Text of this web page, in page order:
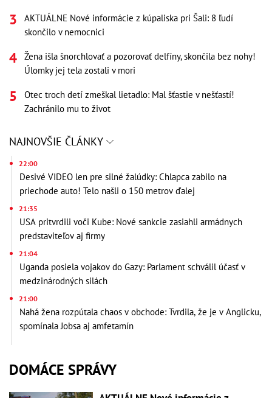
AKTUÁLNE Nové informácie z kúpaliska pri Šali: 8 ľudí
skončilo v nemocnici
Žena išla šnorchlovať a pozorovať delfíny, skončila bez nohy!
Úlomky jej tela zostali v mori
Otec troch detí zmeškal lietadlo: Mal šťastie v nešťastí!
Zachránilo mu to život
NAJNOVŠIE ČLÁNKY
22:00
Desivé VIDEO len pre silné žalúdky: Chlapca zabilo na
priechode auto! Telo našli o 150 metrov ďalej
21:35
USA pritvrdili voči Kube: Nové sankcie zasiahli armádnych
predstaviteľov aj firmy
21:04
Uganda posiela vojakov do Gazy: Parlament schválil účasť v
medzinárodných silách
21:00
Nahá žena rozpútala chaos v obchode: Tvrdila, že je v Anglicku,
spomínala Jobsa aj amfetamín
DOMÁCE SPRÁVY